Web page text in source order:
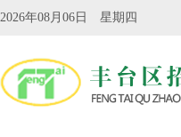
2026年08月06日 星期四